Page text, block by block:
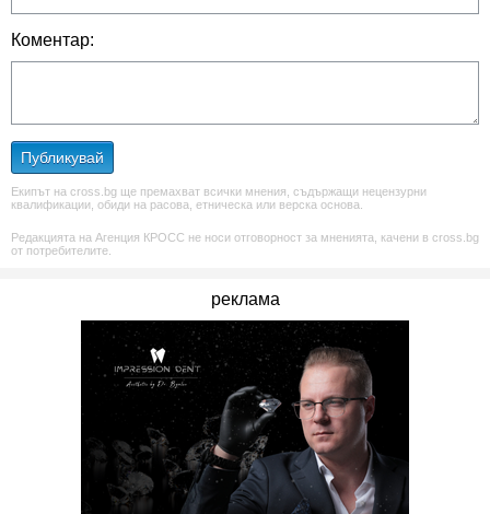
Коментар:
Публикувай
Екипът на cross.bg ще премахват всички мнения, съдържащи нецензурни
квалификации, обиди на расова, етническа или верска основа.
Редакцията на Агенция КРОСС не носи отговорност за мненията, качени в cross.bg
от потребителите.
реклама